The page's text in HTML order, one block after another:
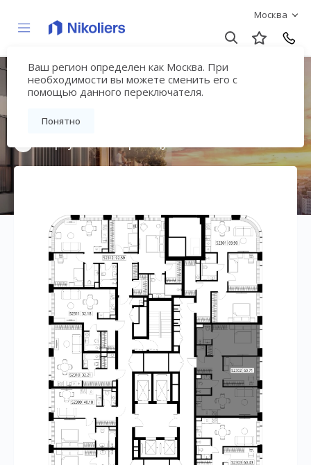
Москва
Ваш регион определен как Москва. При
необходимости вы можете сменить его с
помощью данного переключателя.
Понятно
Мультиквартал
«ВЕЕР»